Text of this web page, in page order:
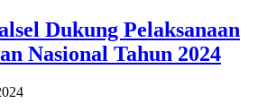
Dukung Pelaksanaan
Nasional Tahun 2024